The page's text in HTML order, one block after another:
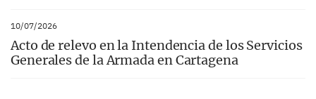
10/07/2026
Acto de relevo en la Intendencia de los Servicios
Generales de la Armada en Cartagena